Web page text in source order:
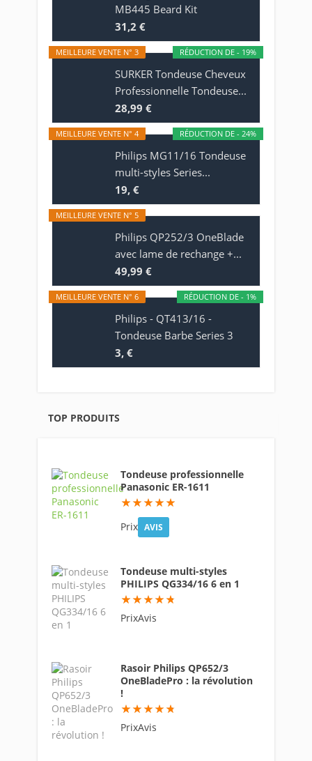
MB445 Beard Kit
31,2 €
RÉDUCTION DE - 19%
MEILLEURE VENTE N° 3
SURKER Tondeuse Cheveux
Professionnelle Tondeuse...
28,99 €
RÉDUCTION DE - 24%
MEILLEURE VENTE N° 4
Philips MG11/16 Tondeuse
multi-styles Series...
19, €
MEILLEURE VENTE N° 5
Philips QP252/3 OneBlade
avec lame de rechange +...
49,99 €
RÉDUCTION DE - 1%
MEILLEURE VENTE N° 6
Philips - QT413/16 -
Tondeuse Barbe Series 3
3, €
TOP PRODUITS
Tondeuse professionnelle
Panasonic ER-1611
Prix AVIS
Tondeuse multi-styles
PHILIPS QG334/16 6 en 1
95
PrixAvis
Rasoir Philips QP652/3
OneBladePro : la révolution
!
94.6
PrixAvis